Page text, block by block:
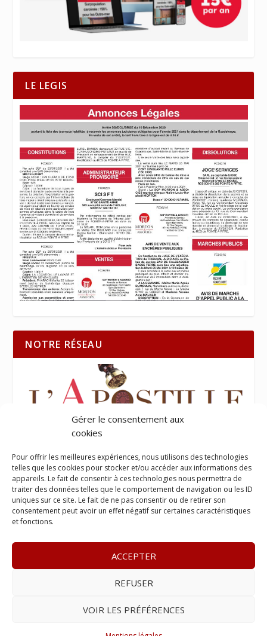
Gérer le consentement aux
cookies
Pour offrir les meilleures expériences, nous utilisons des technologies
telles que les cookies pour stocker et/ou accéder aux informations des
appareils. Le fait de consentir à ces technologies nous permettra de
traiter des données telles que le comportement de navigation ou les ID
uniques sur ce site. Le fait de ne pas consentir ou de retirer son
consentement peut avoir un effet négatif sur certaines caractéristiques
et fonctions.
ACCEPTER
REFUSER
VOIR LES PRÉFÉRENCES
LE LEGIS
NOTRE RÉSEAU
– www.lelegis.fr –Zone Franche Cité Dillon
– E-mail :contact@lelegis.fr–